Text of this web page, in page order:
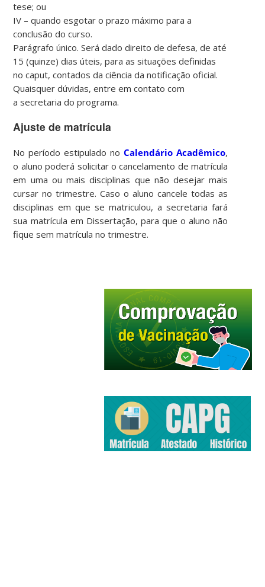
tese; ou
IV – quando esgotar o prazo máximo para a
conclusão do curso.
Parágrafo único. Será dado direito de defesa, de até
15 (quinze) dias úteis, para as situações definidas
no caput, contados da ciência da notificação oficial.
Quaisquer dúvidas, entre em contato com
asecretariado programa.
Ajuste de matrícula
No período estipulado noCalendário Acadêmico,
o aluno poderá solicitar o cancelamento de matrícula
em uma ou mais disciplinas que não desejar mais
cursar no trimestre. Caso o aluno cancele todas as
disciplinas em que se matriculou, a secretaria fará
sua matrícula em Dissertação, para que o aluno não
fique sem matrícula no trimestre.